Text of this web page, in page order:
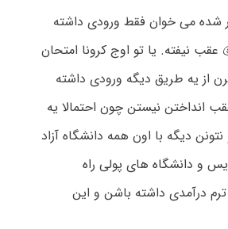
شده می خوان فقط ورودی داشته
عقب نیفته. یا تو اوج کرونا امتحان
از یه طریق دیگه ورودی داشته
انداختن نیستن چون احتمالا یه
دیگه با اون همه دانشگاه آزاد
و دانشگاه های پولی راه
ترم درآمدی داشته باشن و این